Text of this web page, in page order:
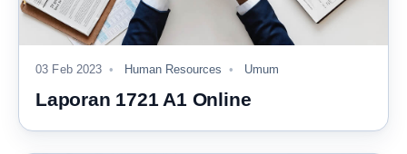
03 Feb 2023 Human Resources Umum
Laporan 1721 A1 Online